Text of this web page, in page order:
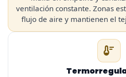
ventilación constante. Zonas
flujo de aire y mantienen el
thermostat